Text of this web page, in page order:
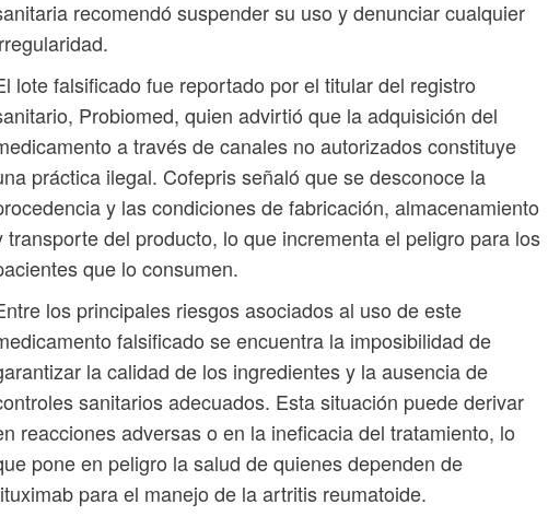
recomendó suspender su uso y denunciar cualquier
lote falsificado fue reportado por el titular del registro
Probiomed, quien advirtió que la adquisición del
a través de canales no autorizados constituye
práctica ilegal. Cofepris señaló que se desconoce la
y las condiciones de fabricación, almacenamiento
transporte del producto, lo que incrementa el peligro para los
que lo consumen.
los principales riesgos asociados al uso de este
falsificado se encuentra la imposibilidad de
la calidad de los ingredientes y la ausencia de
sanitarios adecuados. Esta situación puede derivar
reacciones adversas o en la ineficacia del tratamiento, lo
pone en peligro la salud de quienes dependen de
para el manejo de la artritis reumatoide.